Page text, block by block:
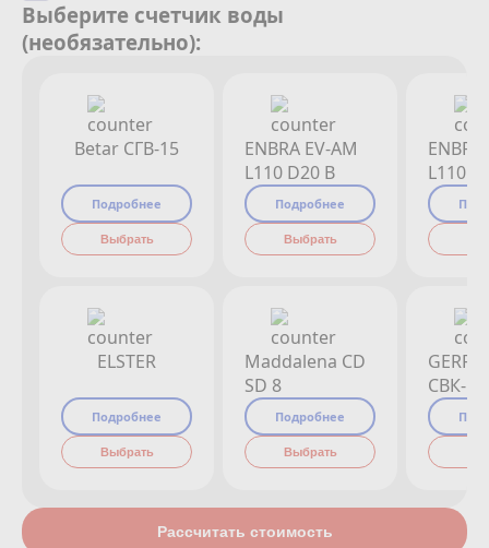
Выберите счетчик воды
(необязательно):
Betar СГВ-15
Подробнее
Выбрать
ELSTER
Подробнее
Выбрать
ENBRA EV-AM
L110 D20 B
Подробнее
Выбрать
Maddalena CD
SD 8
Подробнее
Выбрать
L110
СВК-
Рассчитать стоимость